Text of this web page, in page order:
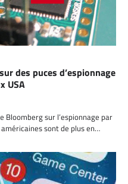
des puces d’espionnage
USA
Bloomberg sur l’espionnage par
sont de plus en…